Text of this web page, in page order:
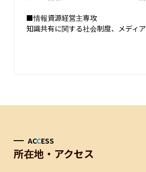
■情報資源経営主専攻
知識共有に関する社会制度、メディ
ACCESS
所在地・アクセス